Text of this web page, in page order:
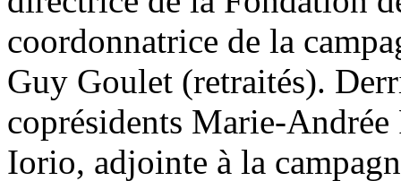
coordonnatrice de la
Guy Goulet (retraités).
coprésidents Marie-
Iorio, adjointe à la